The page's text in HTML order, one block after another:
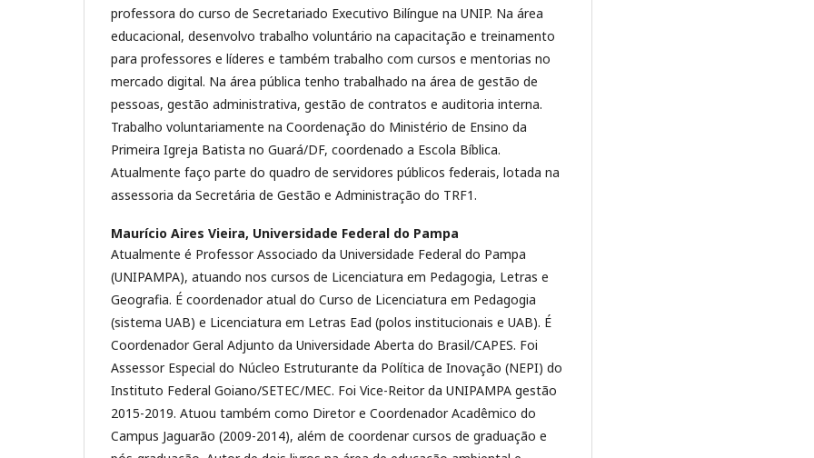
professora do curso de Secretariado Executivo Bilíngue na UNIP. Na área
educacional, desenvolvo trabalho voluntário na capacitação e treinamento
para professores e líderes e também trabalho com cursos e mentorias no
mercado digital. Na área pública tenho trabalhado na área de gestão de
pessoas, gestão administrativa, gestão de contratos e auditoria interna.
Trabalho voluntariamente na Coordenação do Ministério de Ensino da
Primeira Igreja Batista no Guará/DF, coordenado a Escola Bíblica.
Atualmente faço parte do quadro de servidores públicos federais, lotada na
assessoria da Secretária de Gestão e Administração do TRF1.
Maurício Aires Vieira, Universidade Federal do Pampa
Atualmente é Professor Associado da Universidade Federal do Pampa
(UNIPAMPA), atuando nos cursos de Licenciatura em Pedagogia, Letras e
Geografia. É coordenador atual do Curso de Licenciatura em Pedagogia
(sistema UAB) e Licenciatura em Letras Ead (polos institucionais e UAB). É
Coordenador Geral Adjunto da Universidade Aberta do Brasil/CAPES. Foi
Assessor Especial do Núcleo Estruturante da Política de Inovação (NEPI) do
Instituto Federal Goiano/SETEC/MEC. Foi Vice-Reitor da UNIPAMPA gestão
2015-2019. Atuou também como Diretor e Coordenador Acadêmico do
Campus Jaguarão (2009-2014), além de coordenar cursos de graduação e